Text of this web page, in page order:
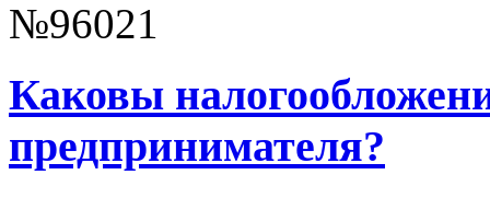
№96021
Каковы
предпринимателя?